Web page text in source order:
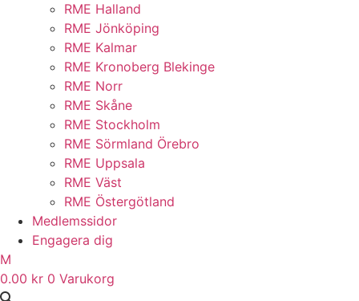
RME Halland
RME Jönköping
RME Kalmar
RME Kronoberg Blekinge
RME Norr
RME Skåne
RME Stockholm
RME Sörmland Örebro
RME Uppsala
RME Väst
RME Östergötland
Medlemssidor
Engagera dig
M
0.00 kr 0 Varukorg